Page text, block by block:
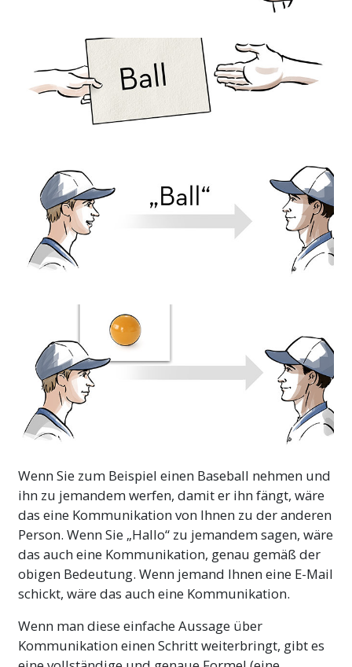
Wenn Sie zum Beispiel einen Baseball nehmen und
ihn zu jemandem werfen, damit er ihn fängt, wäre
das eine Kommunikation von Ihnen zu der anderen
Person. Wenn Sie „Hallo“ zu jemandem sagen, wäre
das auch eine Kommunikation, genau gemäß der
obigen Bedeutung. Wenn jemand Ihnen eine E-Mail
schickt, wäre das auch eine Kommunikation.
Wenn man diese einfache Aussage über
Kommunikation einen Schritt weiterbringt, gibt es